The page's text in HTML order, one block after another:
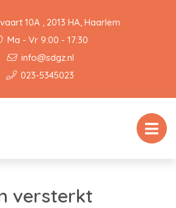
10A , 2013 HA, Haarlem
Ma - Vr 9:00 - 17:30
info@sdgz.nl
023-5345023
versterkt